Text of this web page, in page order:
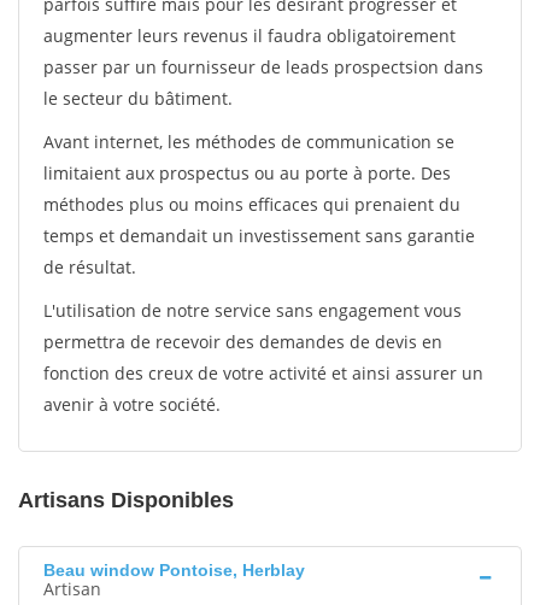
augmenter leurs revenus il faudra obligatoirement
passer par un fournisseur de leads prospectsion dans
le secteur du bâtiment.
Avant internet, les méthodes de communication se
limitaient aux prospectus ou au porte à porte. Des
méthodes plus ou moins efficaces qui prenaient du
temps et demandait un investissement sans garantie
de résultat.
L'utilisation de notre service sans engagement vous
permettra de recevoir des demandes de devis en
fonction des creux de votre activité et ainsi assurer un
avenir à votre société.
Artisans Disponibles
Beau window Pontoise, Herblay
Artisan